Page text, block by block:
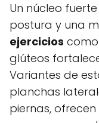
Un núcleo
postura y una
ejercicios
glúteos
Variantes de
planchas
piernas,